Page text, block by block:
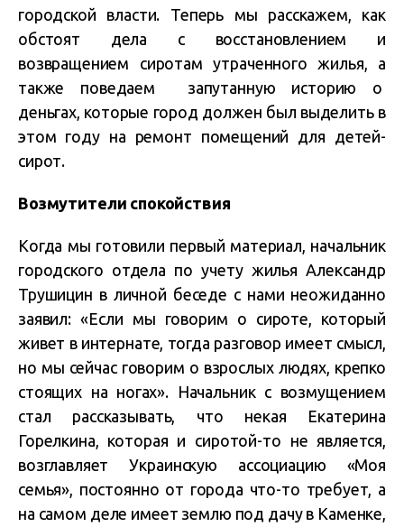
городской власти. Теперь мы расскажем, как
обстоят дела с восстановлением и
возвращением сиротам утраченного жилья, а
также поведаем запутанную историю о
деньгах, которые город должен был выделить в
этом году на ремонт помещений для детей-
сирот.
Возмутители спокойствия
Когда мы готовили первый материал, начальник
городского отдела по учету жилья Александр
Трушицин в личной беседе с нами неожиданно
заявил: «Если мы говорим о сироте, который
живет в интернате, тогда разговор имеет смысл,
но мы сейчас говорим о взрослых людях, крепко
стоящих на ногах». Начальник с возмущением
стал рассказывать, что некая Екатерина
Горелкина, которая и сиротой-то не является,
возглавляет Украинскую ассоциацию «Моя
семья», постоянно от города что-то требует, а
на самом деле имеет землю под дачу в Каменке,